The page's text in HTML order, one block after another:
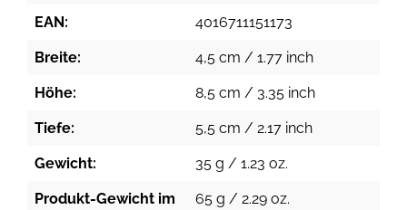
EAN: 4016711151173
Breite: 4,5 cm / 1.77 inch
Höhe: 8,5 cm / 3.35 inch
Tiefe: 5,5 cm / 2.17 inch
Gewicht: 35 g / 1.23 oz.
Produkt-Gewicht im
65 g / 2.29 oz.